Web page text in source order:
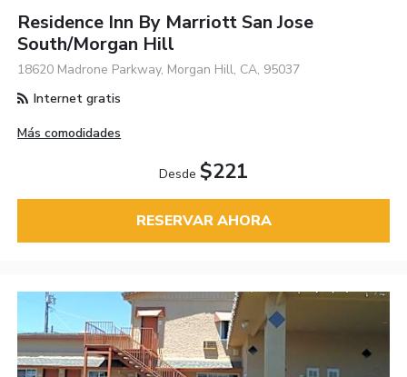
Residence Inn By Marriott San Jose
South/Morgan Hill
18620 Madrone Parkway, Morgan Hill, CA, 95037
Internet gratis
Más comodidades
Desde $221
RESERVAR AHORA